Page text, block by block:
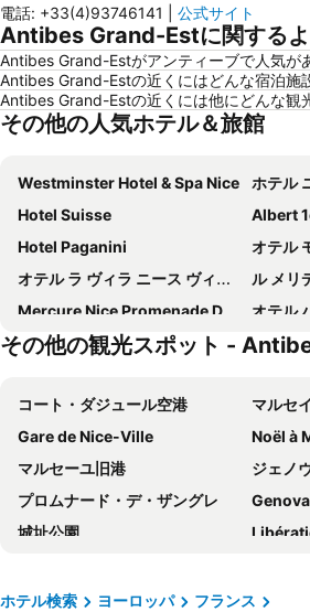
電話: +33(4)93746141 公式サイト
Antibes Grand-Estに関する
Antibes Grand-Estがアンティーブで人気が
Antibes Grand-Estの近くにはどんな宿泊施
Antibes Grand-Estの近くには他にどんな観
その他の人気ホテル＆旅館
Westminster Hotel & Spa Nice
ホテル
Hotel Suisse
Albert
Hotel Paganini
オテル
オテル ラ ヴィラ ニース ヴィクトル ユーゴー
ル メリ
Mercure Nice Promenade Des Anglais
オテル バ
イビス ニース サントル ガール
オテル
ノボテル ニース アレナス アエロポール
ルレ ア
ibis budget Nice Californie Lenval
ヴィラ
Mercure Nice Centre Grimaldi
ホテル
Hôtel Apollinaire Nice
Hotel Le Negresco
Ibis
Hôtel Normandie
Hôtel
その他の観光スポット -
コート・ダジュール空港
マルセ
Gare de Nice-Ville
Noël à
マルセーユ旧港
ジェノ
プロムナード・デ・ザングレ
城址公園
Central Station
教皇庁
ホテル検索 ヨーロッパ
フランス